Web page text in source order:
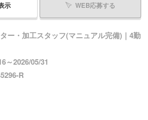
示 WEB応募する
ー・加工スタッフ(マニュアル完備)｜4勤
～2026/05/31
R